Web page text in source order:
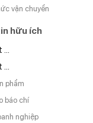
vận chuyển
hữu ích
...
...
phẩm
báo chí
nghiệp